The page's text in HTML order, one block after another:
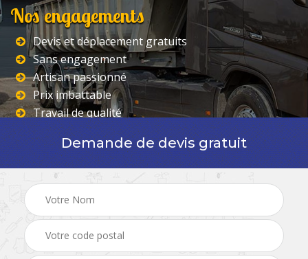
Nos engagements
Devis et déplacement gratuits
Sans engagement
Artisan passionné
Prix imbattable
Travail de qualité
Demande de devis gratuit